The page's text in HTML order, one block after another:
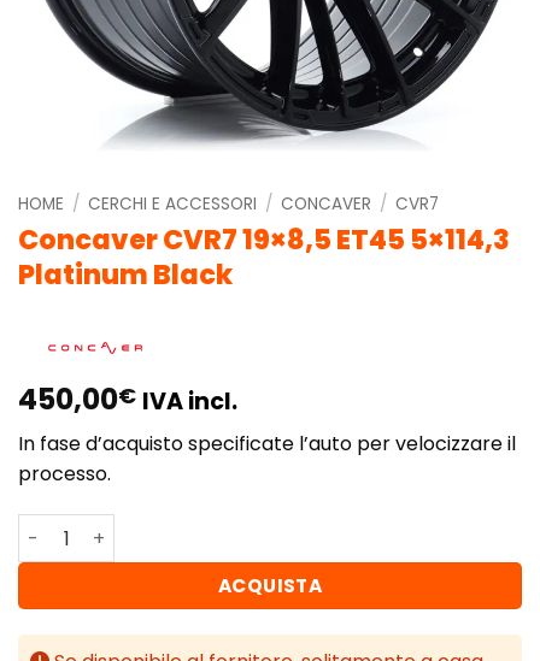
HOME / CERCHI E ACCESSORI / CONCAVER / CVR7
Concaver CVR7 19×8,5 ET45 5×114,3
Platinum Black
450,00€ IVA incl.
In fase d’acquisto specificate l’auto per velocizzare il
processo.
Concaver CVR7 19x8,5 ET45 5x114,3 Platinum Black
ACQUISTA